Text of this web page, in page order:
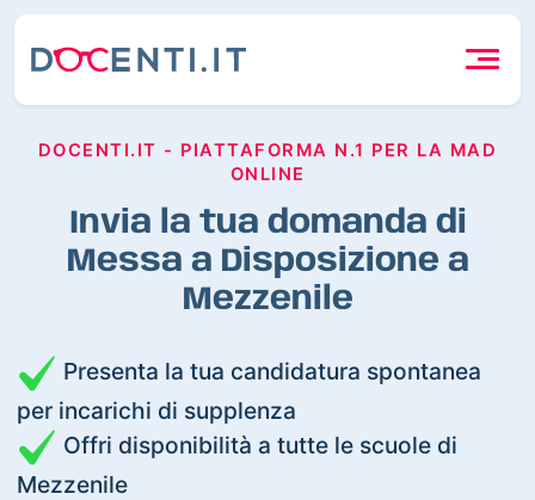
DOCENTI.IT - PIATTAFORMA N.1 PER LA MAD
ONLINE
Invia la tua domanda di
Messa a Disposizione a
Mezzenile
Presenta la tua candidatura spontanea
per incarichi di supplenza
Offri disponibilità a tutte le scuole di
Mezzenile